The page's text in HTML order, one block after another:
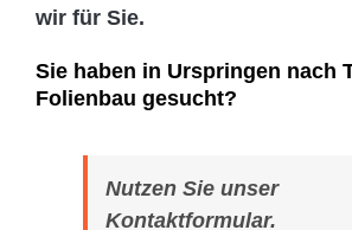
wir für Sie.
Sie haben in Urspringen nach
Folienbau gesucht?
Nutzen Sie unser
Kontaktformular.